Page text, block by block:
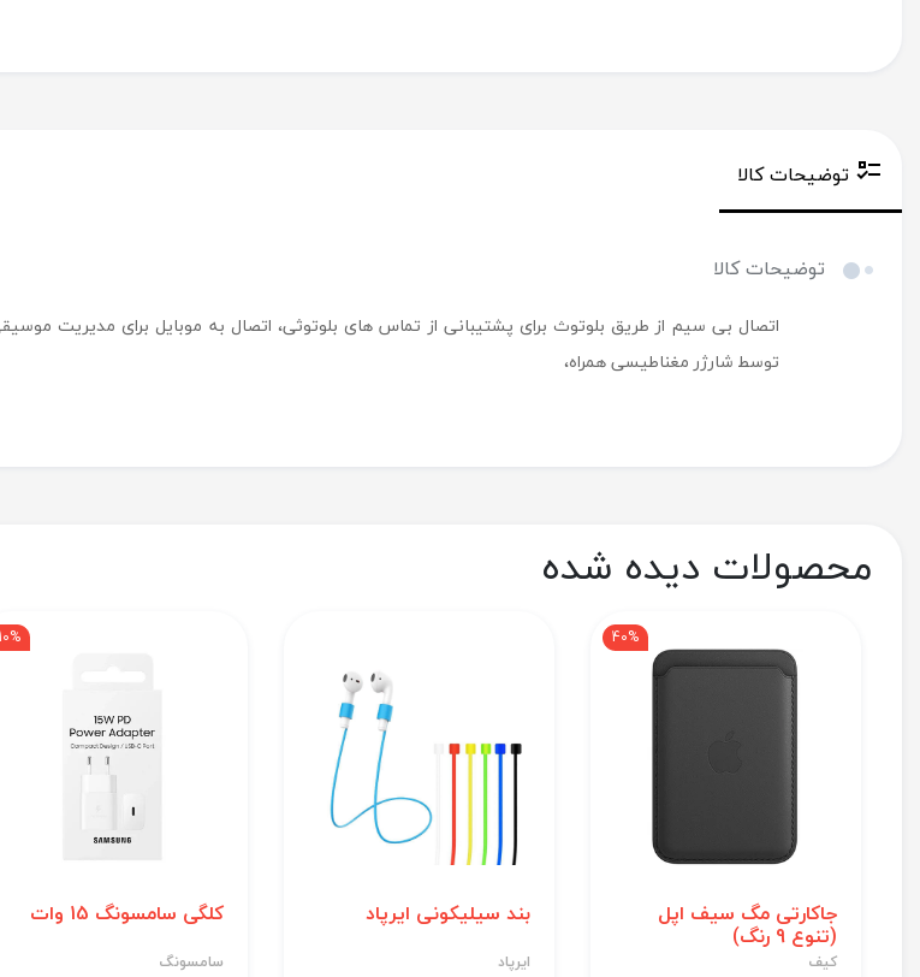
توضیحات کالا
توضیحات کالا
اتصال بی سیم از طریق بلوتوث برای پشتیبانی از تماس های بلوتوثی، اتصال به موبایل برای مدیریت
توسط شارژر مغناطیسی همراه،
محصولات دیده شده
جاکارتی مگ سیف اپل
(تنوع 9 رنگ)
کیف
40%
بند سیلیکونی ایرپاد
ایرپاد
کلگی سامسونگ 15 وات
سامسونگ
10%